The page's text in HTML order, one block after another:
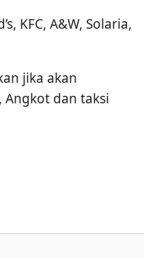
KFC, A&W, Solaria,
jika akan
Angkot dan taksi